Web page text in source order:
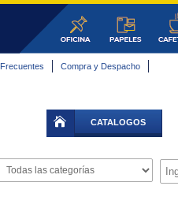
Compra y Despacho
CATALOGOS